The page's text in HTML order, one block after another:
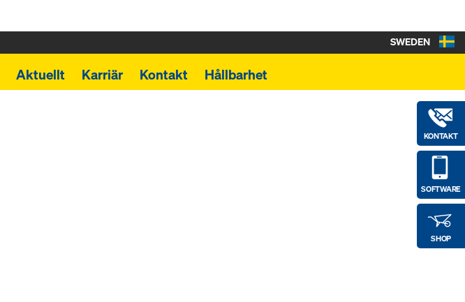
Aktuellt Karriär Kontakt Hållbarhet
KONTAKT
SOFTWARE
SHOP
SWEDEN